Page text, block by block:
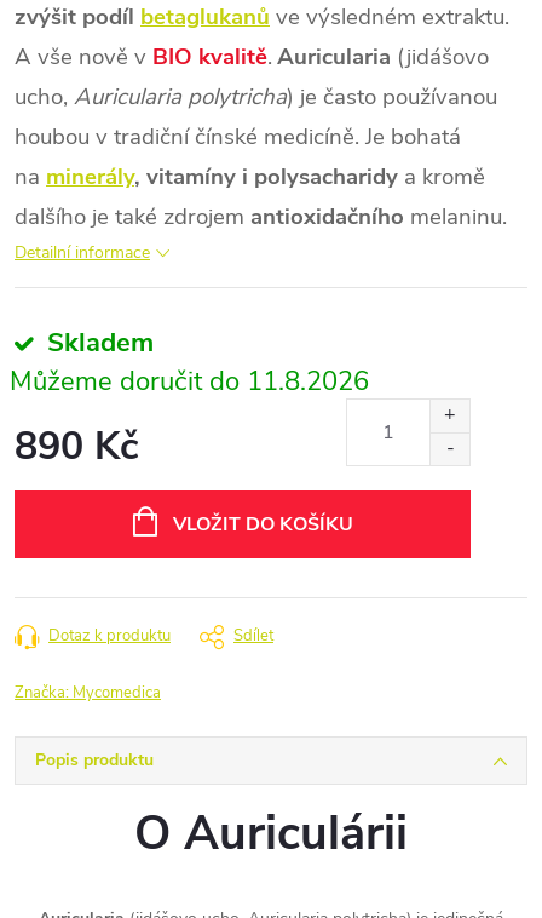
zvýšit podíl betaglukanů ve výsledném extraktu.
A vše nově v BIO kvalitě.Auricularia (jidášovo
ucho, Auricularia polytricha) je často používanou
houbou v tradiční čínské medicíně. Je bohatá
na minerály, vitamíny i polysacharidy a kromě
dalšího je také zdrojem antioxidačního melaninu.
Detailní informace
Skladem
11.8.2026
890 Kč
VLOŽIT DO KOŠÍKU
Dotaz k produktu Sdílet
Značka: Mycomedica
Popis produktu
O Auriculárii